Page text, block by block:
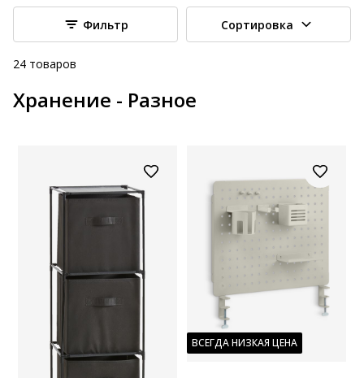
Фильтр Сортировка
24 товаров
Хранение - Разное
ВСЕГДА НИЗКАЯ ЦЕНА